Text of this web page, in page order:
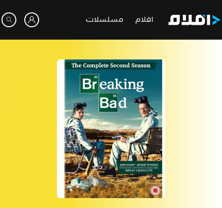
افلام مسلسلات